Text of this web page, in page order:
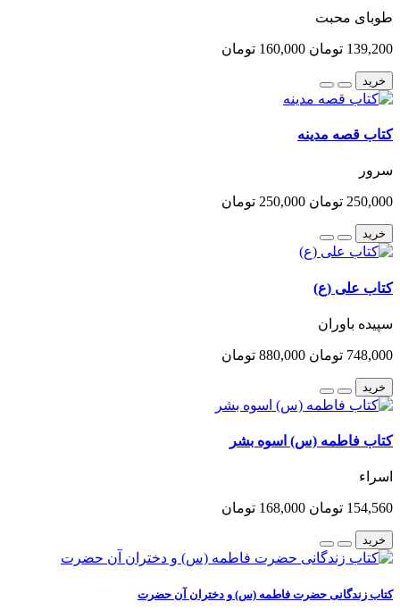
طوبای محبت
139,200 تومان 160,000 تومان
خرید
کتاب قصه مدینه
سرور
250,000 تومان 250,000 تومان
خرید
کتاب علی (ع)
سپیده باوران
748,000 تومان 880,000 تومان
خرید
کتاب فاطمه (س) اسوه بشر
اسراء
154,560 تومان 168,000 تومان
خرید
کتاب زندگانی حضرت فاطمه (س) و دختران آن حضرت